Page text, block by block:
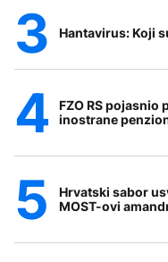
Hantavirus: Koji
FZO RS
inostrane
Hrvatski sabor
MOST-ovi